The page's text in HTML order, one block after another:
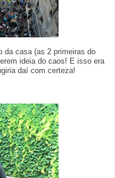
da casa (as 2 primeiras do
ideia do caos! E isso era
daí com certeza!